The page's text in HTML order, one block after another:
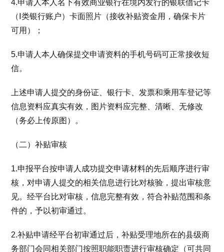
4.申请人本人名下有效商业银行在境内发行的银联借记卡
（Ⅰ类银行账户）卡面照片（接收补贴资金用，确保卡片
可用）；
5.申请人本人确保提交申请资料的手机号码可正常接收短
信。
上述申请人提交的身份证、银行卡、发票和乘用车登记等
信息资料应真实有效，图片资料应完整、清晰、无修改
（务必上传原图）。
（二）补贴审核
1.申报平台按申请人成功提交申请材料的先后顺序进行审
核，对申请人提交的相关信息进行比对核验，提出审核意
见。经平台比对审核，信息完整有效，符合补贴范围和条
件的，予以初审通过。
2.补贴申请经平台初审通过后，补贴受理地所在的县级商
务部门会同相关部门按照职能职责进行审核确定（可共同